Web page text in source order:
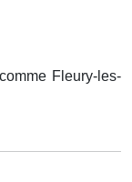
Fleury-les-